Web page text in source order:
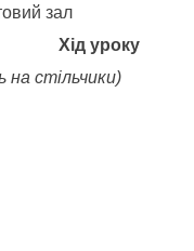
зал
Хід уроку
на стільчики)